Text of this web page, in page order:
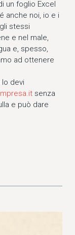
un foglio Excel
anche noi, io e i
stessi
e nel male,
e, spesso,
ad ottenere
lo devi
senza
e può dare